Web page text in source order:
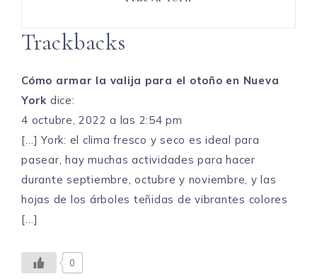
Trackbacks
Cómo armar la valija para el otoño en Nueva
York dice:
4 octubre, 2022 a las 2:54 pm
[…] York: el clima fresco y seco es ideal para
pasear, hay muchas actividades para hacer
durante septiembre, octubre y noviembre, y las
hojas de los árboles teñidas de vibrantes colores
[…]
0